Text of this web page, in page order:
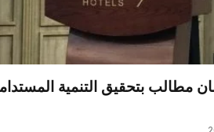
مطالب بتحقيق التنمية